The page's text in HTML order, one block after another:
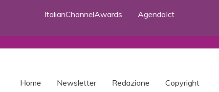
ItalianChannelAwards
AgendaIct
Home Newsletter Redazione Copyright